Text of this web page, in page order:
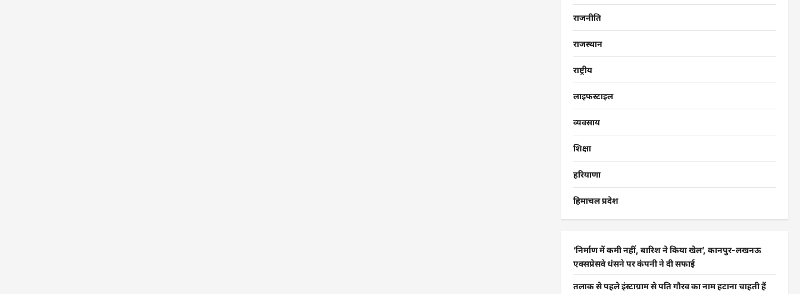
राजनीति
राजस्थान
राष्ट्रीय
लाइफस्टाइल
व्यवसाय
शिक्षा
हरियाणा
हिमाचल प्रदेश
‘निर्माण में कमी नहीं, बारिश ने किया खेल’, कानपुर-लखनऊ
एक्सप्रेसवे धंसने पर कंपनी ने दी सफाई
तलाक से पहले इंस्टाग्राम से पति गौरव का नाम हटाना चाहती हैं